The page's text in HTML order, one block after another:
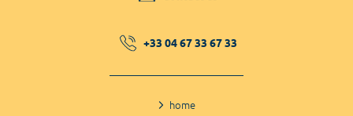
+33 04 67 33 67 33
home